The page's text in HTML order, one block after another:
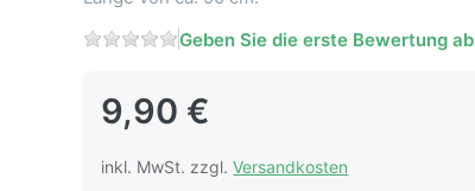
Geben Sie die erste Bewertung ab
9,90 €
inkl. MwSt. zzgl.Versandkosten